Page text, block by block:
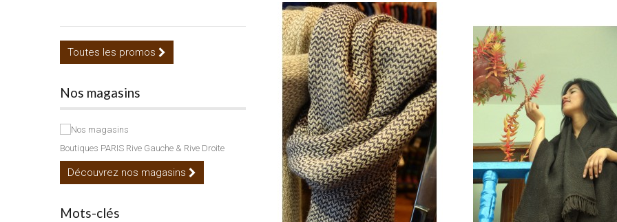
Toutes les promos
Nos magasins
Boutiques PARIS Rive Gauche & Rive Droite
Découvrez nos magasins
Mots-clés